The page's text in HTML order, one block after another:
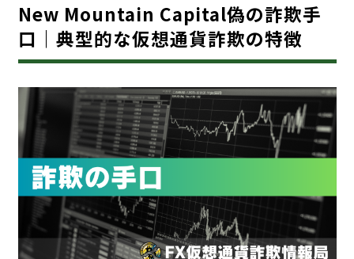
New Mountain Capital偽の詐欺手
口｜典型的な仮想通貨詐欺の特徴